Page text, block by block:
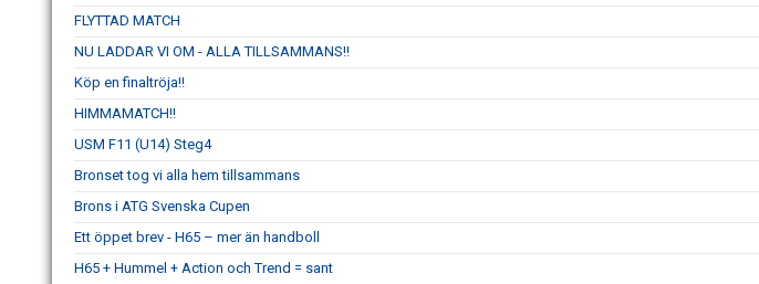
FLYTTAD MATCH
NU LADDAR VI OM - ALLA TILLSAMMANS!!
Köp en finaltröja!!
HIMMAMATCH!!
USM F11 (U14) Steg4
Bronset tog vi alla hem tillsammans
Brons i ATG Svenska Cupen
Ett öppet brev - H65 – mer än handboll
H65 + Hummel + Action och Trend = sant